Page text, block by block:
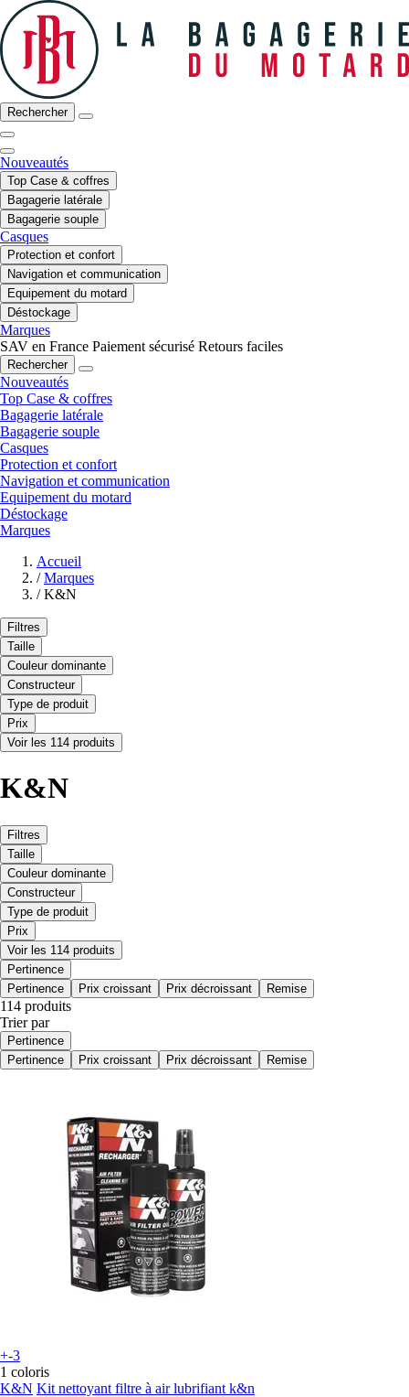
Rechercher
Nouveautés
Top Case & coffres
Bagagerie latérale
Bagagerie souple
Casques
Protection et confort
Navigation et communication
Equipement du motard
Déstockage
Marques
SAV en France Paiement sécurisé Retours faciles
Rechercher
Nouveautés
Top Case & coffres
Bagagerie latérale
Bagagerie souple
Casques
Protection et confort
Navigation et communication
Equipement du motard
Déstockage
Marques
Accueil
/ Marques
/ K&N
Filtres
Taille
Couleur dominante
Constructeur
Type de produit
Prix
Voir les 114 produits
K&N
Filtres
Taille
Couleur dominante
Constructeur
Type de produit
Prix
Voir les 114 produits
Pertinence
Pertinence
Prix croissant Prix décroissant Remise
114 produits
Trier par
Pertinence
Pertinence
Prix croissant Prix décroissant Remise
+-3
1 coloris
K&N Kit nettoyant filtre à air lubrifiant k&n